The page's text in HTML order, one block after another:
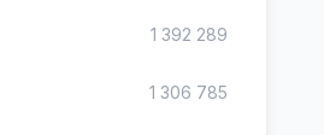
1 392 289
1 306 785